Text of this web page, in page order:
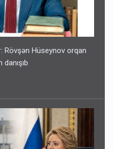
Rövşən Hüseynov orqan